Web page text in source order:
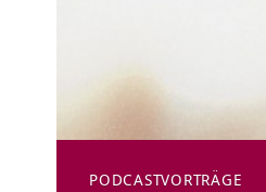
PODCASTVORTRÄGE